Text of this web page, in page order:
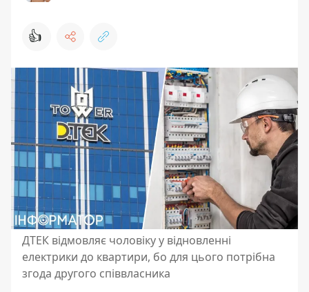
👍
ДТЕК відмовляє чоловіку у відновленні
електрики до квартири, бо для цього потрібна
згода другого співвласника